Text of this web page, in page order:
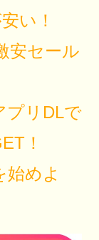
い！
安セール
プリDLで
！
始めよ